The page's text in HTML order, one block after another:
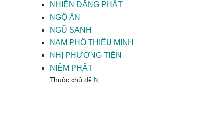
NHIÊN ĐĂNG PHẬT
NGỘ ẤN
NGŨ SANH
NAM PHỐ THIỆU MINH
NHỊ PHƯƠNG TIỆN
NIỆM PHẬT
Thuộc chủ đề:N